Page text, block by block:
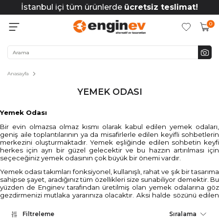
İstanbul içi tüm ürünlerde ücretsiz teslimat!
0
Anasayfa
YEMEK ODASI
Yemek Odası
Bir evin olmazsa olmaz kısmı olarak kabul edilen yemek odaları,
geniş aile toplantılarının ya da misafirlerle edilen keyifli sohbetlerin
merkezini oluşturmaktadır. Yemek eşliğinde edilen sohbetin keyfi
herkes için ayrı bir güzel gelecektir ve bu hazzın artırılması için
seçeceğiniz yemek odasının çok büyük bir önemi vardır.
Yemek odası takımları fonksiyonel, kullanışlı, rahat ve şık bir tasarıma
sahipse şayet, aradığınız tüm özellikleri size sunabiliyor demektir. Bu
yüzden de Enginev tarafından üretilmiş olan yemek odalarına göz
gezdirmenizi mutlaka yararınıza olacaktır. Aksi halde sözünü edilen
Yemek Odası Seçerken Dikkat Edilmesi Gerekenler
Filtreleme Sıralama